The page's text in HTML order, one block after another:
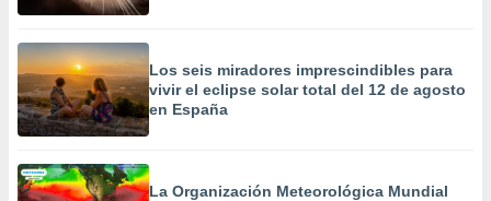
Los seis miradores imprescindibles para
vivir el eclipse solar total del 12 de agosto
en España
La Organización Meteorológica Mundial